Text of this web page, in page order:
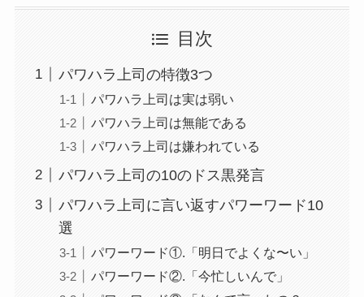
目次
パワハラ上司の特徴3つ
パワハラ上司は実は弱い
パワハラ上司は無能である
パワハラ上司は嫌われている
パワハラ上司の10のドス黒発言
パワハラ上司に言い返すパワーワード10
選
パワーワード①.「明日でよくな〜い」
パワーワード②.「今忙しいんで」